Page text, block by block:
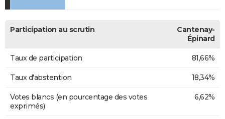
Participation au scrutin
Cantenay-
Épinard
Taux de participation 81,66%
Taux d'abstention 18,34%
Votes blancs (en pourcentage des votes
exprimés)
6,62%